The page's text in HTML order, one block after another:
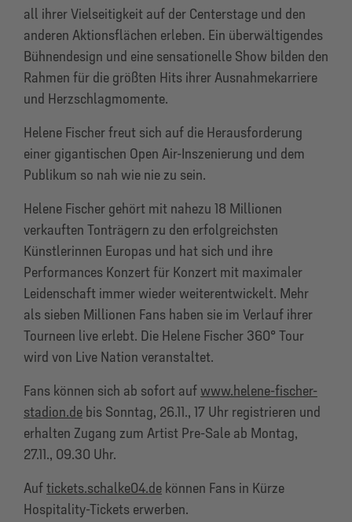
all ihrer Vielseitigkeit auf der Centerstage und den
anderen Aktionsflächen erleben. Ein überwältigendes
Bühnendesign und eine sensationelle Show bilden den
Rahmen für die größten Hits ihrer Ausnahmekarriere
und Herzschlagmomente.
Helene Fischer freut sich auf die Herausforderung
einer gigantischen Open Air-Inszenierung und dem
Publikum so nah wie nie zu sein.
Helene Fischer gehört mit nahezu 18 Millionen
verkauften Tonträgern zu den erfolgreichsten
Künstlerinnen Europas und hat sich und ihre
Performances Konzert für Konzert mit maximaler
Leidenschaft immer wieder weiterentwickelt. Mehr
als sieben Millionen Fans haben sie im Verlauf ihrer
Tourneen live erlebt. Die Helene Fischer 360° Tour
wird von Live Nation veranstaltet.
Fans können sich ab sofort aufwww.helene-fischer-
stadion.de bis Sonntag, 26.11., 17 Uhr registrieren und
erhalten Zugang zum Artist Pre-Sale ab Montag,
27.11., 09.30 Uhr.
Auftickets.schalke04.de können Fans in Kürze
Hospitality-Tickets erwerben.